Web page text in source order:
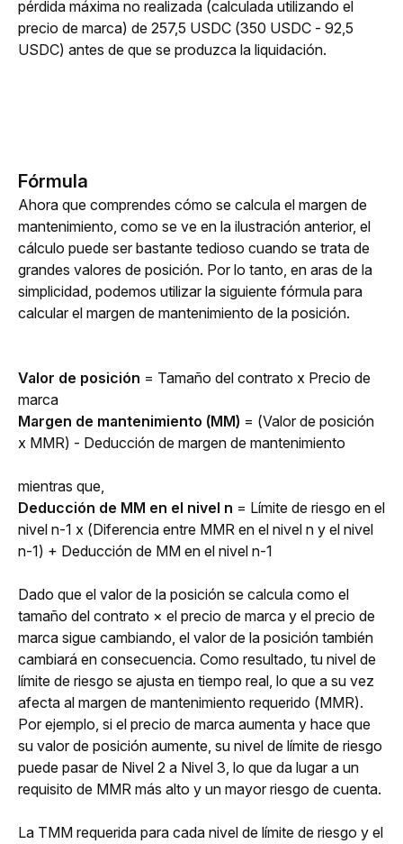
pérdida máxima no realizada (calculada utilizando el
precio de marca) de 257,5 USDC (350 USDC - 92,5
USDC) antes de que se produzca la liquidación.
Fórmula
Ahora que comprendes cómo se calcula el margen de
mantenimiento, como se ve en la ilustración anterior, el
cálculo puede ser bastante tedioso cuando se trata de
grandes valores de posición. Por lo tanto, en aras de la
simplicidad, podemos utilizar la siguiente fórmula para
calcular el margen de mantenimiento de la posición.
Valor de posición = Tamaño del contrato x Precio de
marca
Margen de mantenimiento (MM) = (Valor de posición
x MMR) - Deducción de margen de mantenimiento
mientras que,
Deducción de MM en el nivel n = Límite de riesgo en el
nivel n-1 x (Diferencia entre MMR en el nivel n y el nivel
n-1) + Deducción de MM en el nivel n-1
Dado que el valor de la posición se calcula como el
tamaño del contrato × el precio de marca y el precio de
marca sigue cambiando, el valor de la posición también
cambiará en consecuencia. Como resultado, tu nivel de
límite de riesgo se ajusta en tiempo real, lo que a su vez
afecta al margen de mantenimiento requerido (MMR).
Por ejemplo, si el precio de marca aumenta y hace que
su valor de posición aumente, su nivel de límite de riesgo
puede pasar de Nivel 2 a Nivel 3, lo que da lugar a un
requisito de MMR más alto y un mayor riesgo de cuenta.
La TMM requerida para cada nivel de límite de riesgo y el